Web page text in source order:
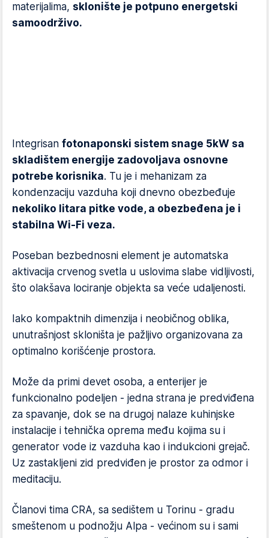
materijalima, sklonište je potpuno energetski
samoodrživo.
Integrisan fotonaponski sistem snage 5kW sa
skladištem energije zadovoljava osnovne
potrebe korisnika. Tu je i mehanizam za
kondenzaciju vazduha koji dnevno obezbeđuje
nekoliko litara pitke vode, a obezbeđena je i
stabilna Wi-Fi veza.
Poseban bezbednosni element je automatska
aktivacija crvenog svetla u uslovima slabe vidljivosti,
što olakšava lociranje objekta sa veće udaljenosti.
Iako kompaktnih dimenzija i neobičnog oblika,
unutrašnjost skloništa je pažljivo organizovana za
optimalno korišćenje prostora.
Može da primi devet osoba, a enterijer je
funkcionalno podeljen - jedna strana je predviđena
za spavanje, dok se na drugoj nalaze kuhinjske
instalacije i tehnička oprema među kojima su i
generator vode iz vazduha kao i indukcioni grejač.
Uz zastakljeni zid predviđen je prostor za odmor i
meditaciju.
Članovi tima CRA, sa sedištem u Torinu - gradu
smeštenom u podnožju Alpa - većinom su i sami